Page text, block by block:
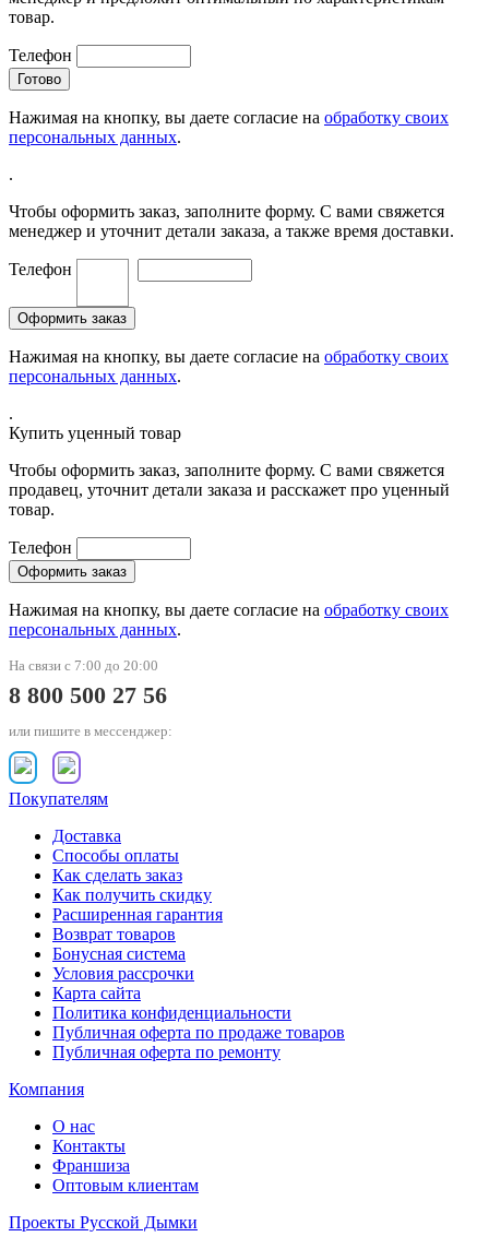
товар.
Телефон
Нажимая на кнопку, вы даете согласие на обработку своих
персональных данных.
.
Чтобы оформить заказ, заполните форму. С вами свяжется
менеджер и уточнит детали заказа, а также время доставки.
Телефон
Нажимая на кнопку, вы даете согласие на обработку своих
персональных данных.
.
Купить уценный товар
Чтобы оформить заказ, заполните форму. С вами свяжется
продавец, уточнит детали заказа и расскажет про уценный
товар.
Телефон
Нажимая на кнопку, вы даете согласие на обработку своих
персональных данных.
На связи с 7:00 до 20:00
8 800 500 27 56
или пишите в мессенджер:
Покупателям
Доставка
Способы оплаты
Как сделать заказ
Как получить скидку
Расширенная гарантия
Возврат товаров
Бонусная система
Условия рассрочки
Карта сайта
Политика конфиденциальности
Публичная оферта по продаже товаров
Публичная оферта по ремонту
Компания
О нас
Контакты
Франшиза
Оптовым клиентам
Проекты Русской Дымки